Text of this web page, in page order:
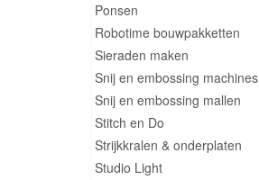
Ponsen
Robotime bouwpakketten
Sieraden maken
Snij en embossing machines
Snij en embossing mallen
Stitch en Do
Strijkkralen & onderplaten
Studio Light